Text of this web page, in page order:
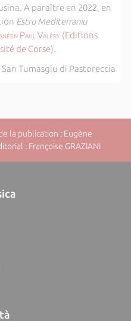
A paraître en 2022, en
Estru Mediterraniu
Paul Valéry(Editions
de Corse).
Tumasgiu di Pastoreccia
la publication : Eugène
: Françoise GRAZIANI